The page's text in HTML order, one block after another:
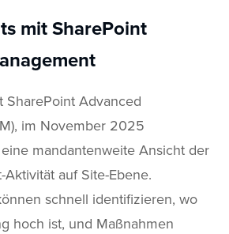
mit SharePoint
SharePoint Advanced
im November 2025
mandantenweite Ansicht der
auf Site-Ebene.
schnell identifizieren, wo
hoch ist, und Maßnahmen